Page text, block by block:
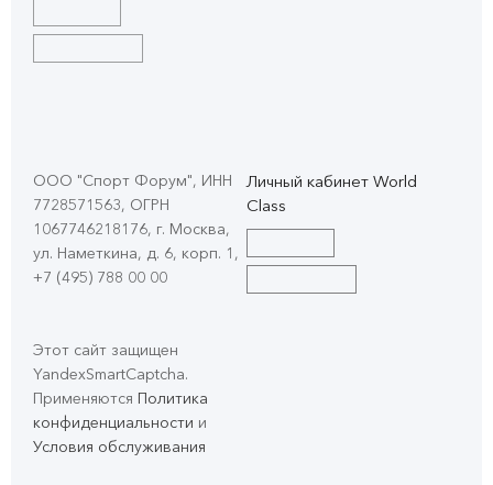
ООО "Спорт Форум", ИНН
7728571563, ОГРН
1067746218176, г. Москва,
ул. Наметкина, д. 6, корп. 1 ,
+7 (495) 788 00 00
Этот сайт защищен
YandexSmartCaptcha.
Применяются Политика
конфиденциальности и
Условия обслуживания
Личный кабинет World
Class